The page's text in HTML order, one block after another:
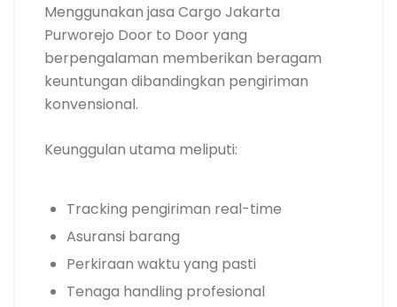
Menggunakan jasa Cargo Jakarta
Purworejo Door to Door yang
berpengalaman memberikan beragam
keuntungan dibandingkan pengiriman
konvensional.
Keunggulan utama meliputi:
Tracking pengiriman real-time
Asuransi barang
Perkiraan waktu yang pasti
Tenaga handling profesional